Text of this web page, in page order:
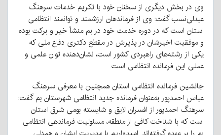
وی در بخش دیگری از سخنان خود با تکریم خدمات سرهنگ
عبدلی‌نسب گفت: وی از فرماندهان ارزشمند و توانمند انتظامی
استان است که در دوره خدمت خود در بم منشأ خیر و برکت بوده‌
و موفقیت اخیرشان در پذیرش در مقطع دکتری دفاع ملی که
یکی از رشته‌های راهبردی کشور است، نشان‌دهنده توان علمی و
عملی این فرمانده انتظامی است.
جانشین فرمانده انتظامی استان همچنین با معرفی سرهنگ
عباس احمدپور به‌عنوان فرمانده جدید انتظامی شهرستان بم گفت:
سرهنگ احمدپور از افسران لایق و شایسته بومی شرق استان
است که با شناخت کافی از منطقه، مسئولیت فرماندهی انتظامی